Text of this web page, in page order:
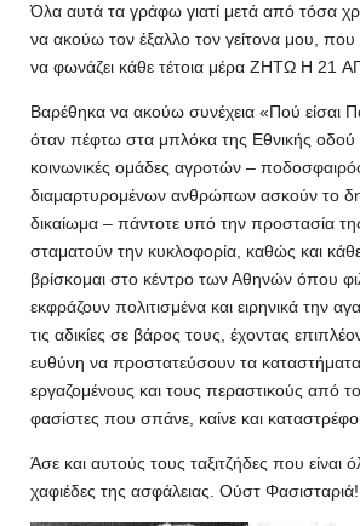
Όλα αυτά τα γράφω γιατί μετά από τόσα
να ακούω τον έξαλλο τον γείτονα μου, που
να φωνάζει κάθε τέτοια μέρα ΖΗΤΩ Η 21
Bαρέθηκα να ακούω συνέχεια «Πού
όταν πέφτω στα μπλόκα της Εθνικής οδού
κοινωνικές ομάδες αγροτών –
διαμαρτυρομένων ανθρώπων ασκούν το
δικαίωμα – πάντοτε υπό την προστασία
σταματούν την κυκλοφορία, καθώς και
βρίσκομαι στο κέντρο των Αθηνών όπου
εκφράζουν πολιτισμένα και ειρηνικά την
τις αδικίες σε βάρος τους, έχοντας
ευθύνη να προστατεύσουν τα
εργαζομένους και τους περαστικούς από
φασίστες που σπάνε, καίνε και
Άσε και αυτούς τους ταξιτζήδες που είναι
χαφιέδες της ασφάλειας. Ούστ Φασισταριά!